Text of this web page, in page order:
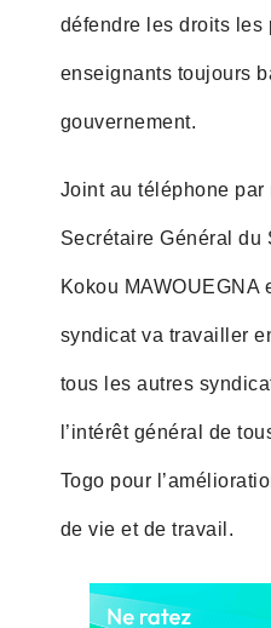
défendre les droits les
enseignants toujours
gouvernement.
Joint au téléphone
Secrétaire Général du
Kokou MAWOUEGNA
syndicat va travailler
tous les autres
l’intérêt général de
Togo pour
de vie et de travail.